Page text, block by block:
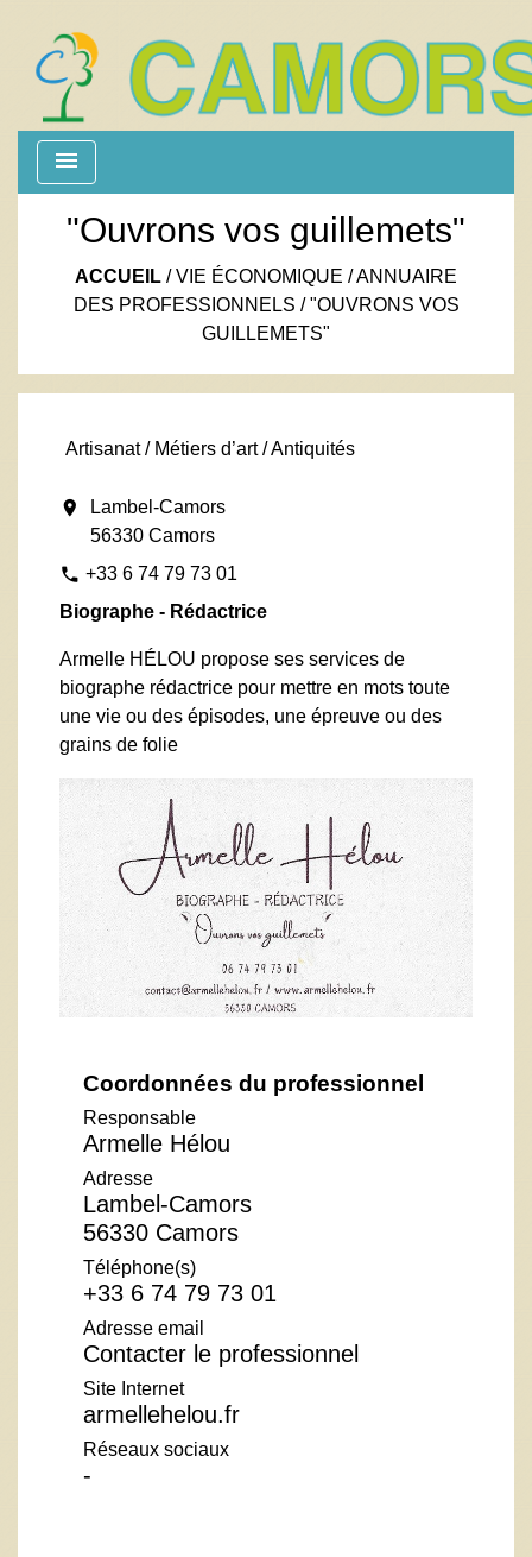
menu
"Ouvrons vos guillemets"
ACCUEIL /VIE ÉCONOMIQUE /ANNUAIRE
DES PROFESSIONNELS /"OUVRONS VOS
GUILLEMETS"
Artisanat / Métiers d’art / Antiquités
location_on
Lambel-Camors
56330 Camors
phone +33 6 74 79 73 01
Biographe - Rédactrice
Armelle HÉLOU propose ses services de
biographe rédactrice pour mettre en mots toute
une vie ou des épisodes, une épreuve ou des
grains de folie
Coordonnées du professionnel
Responsable
Armelle Hélou
Adresse
Lambel-Camors
56330 Camors
Téléphone(s)
+33 6 74 79 73 01
Adresse email
Contacter le professionnel
Site Internet
armellehelou.fr
Réseaux sociaux
-